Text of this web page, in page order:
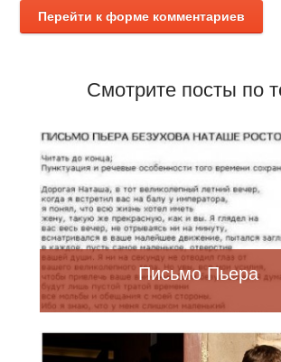
Перейти к форме комментариев
Смотрите посты по
Письмо Пьера